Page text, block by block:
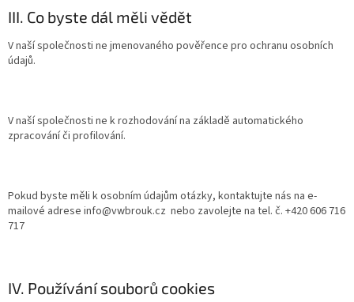
III. Co byste dál měli vědět
V naší společnosti ne jmenovaného pověřence pro ochranu osobních
údajů.
V naší společnosti ne k rozhodování na základě automatického
zpracování či profilování.
Pokud byste měli k osobním údajům otázky, kontaktujte nás na e-
mailové adrese info@vwbrouk.cz nebo zavolejte na tel. č. +420 606 716
717
IV. Používání souborů cookies